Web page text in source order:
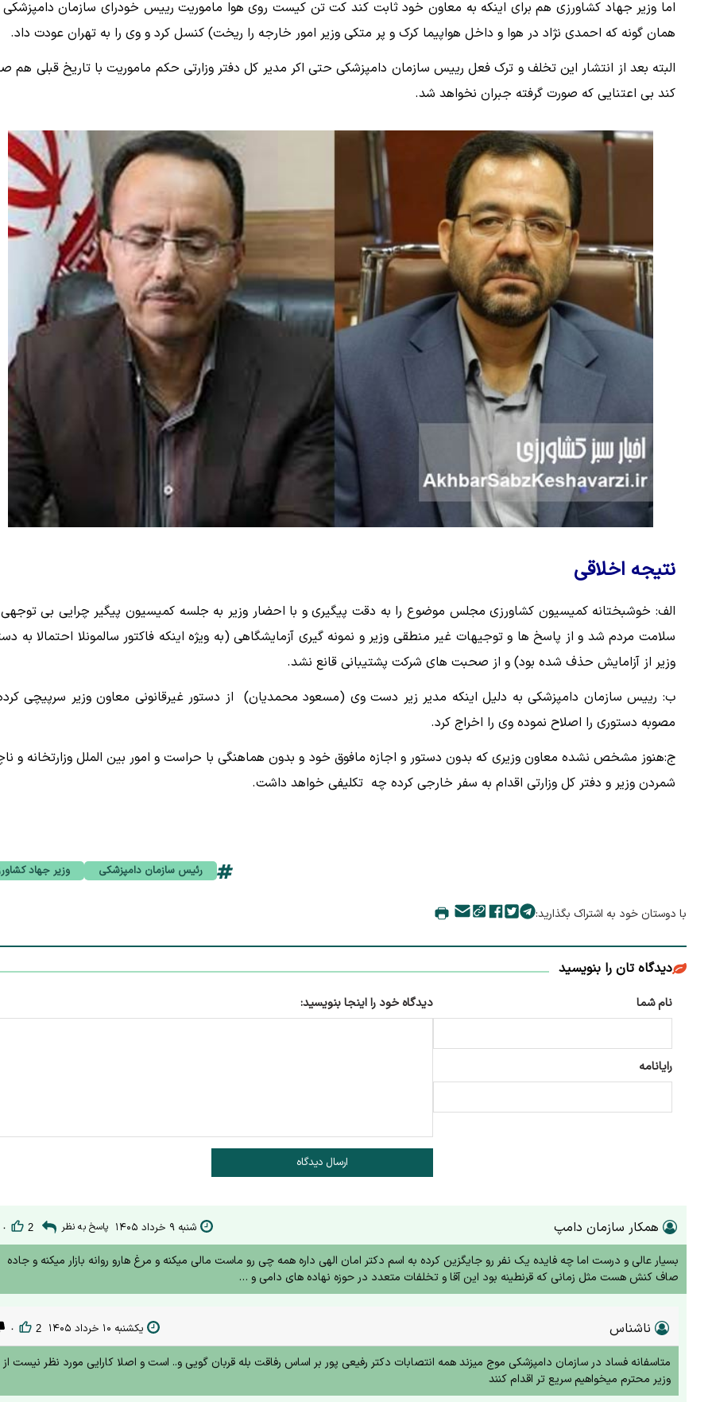
اما وزیر جهاد کشاورزی هم برای اینکه به معاون خود ثابت کند کت تن کیست روی هوا ماموریت رییس خودرای سازمان دامپزشکی
همان گونه که احمدی نژاد در هوا و داخل هواپیما کرک و پر متکی وزیر امور خارجه را ریخت) کنسل کرد و وی را به تهران عودت داد.
البته بعد از انتشار این تخلف و ترک فعل رییس سازمان دامپزشکی حتی اکر مدیر کل دفتر وزارتی حکم ماموریت با تاریخ قبلی هم
کند بی اعتنایی که صورت گرفته جبران نخواهد شد.
نتیجه اخلاقی
الف: خوشبختانه کمیسیون کشاورزی مجلس موضوع را به دقت پیگیری و با احضار وزیر به جلسه کمیسیون پیگیر چرایی بی
سلامت مردم شد و از پاسخ ها و توجیهات غیر منطقی وزیر و نمونه گیری آزمایشگاهی (به ویژه اینکه فاکتور سالمونلا احتمالا به
وزیر از آزامایش حذف شده بود) و از صحبت های شرکت پشتیبانی قانع نشد.
ب: رییس سازمان دامپزشکی به دلیل اینکه مدیر زیر دست وی (مسعود محمدیان) از دستور غیرقانونی معاون وزیر سرپیچی
مصوبه دستوری را اصلاح نموده وی را اخراج کرد.
ج:هنوز مشخص نشده معاون وزیری که بدون دستور و اجازه مافوق خود و بدون هماهنگی با حراست و امور بین الملل وزارتخانه و
شمردن وزیر و دفتر کل وزارتی اقدام به سفر خارجی کرده چه تکلیفی خواهد داشت.
رئیس سازمان دامپزشکی وزیر جهاد
با دوستان خود به اشتراک بگذارید:
دیدگاه تان را بنویسید
نام شما
رایانامه
دیدگاه خود را اینجا بنویسید:
ارسال دیدگاه
همکار سازمان دامپ شنبه ۹ خرداد ۱۴۰۵ پاسخ به نظر 2 ۰
بسیار عالی و درست اما چه فایده یک نفر رو جایگزین کرده به اسم دکتر امان الهی داره همه چی رو ماست مالی میکنه و مرغ هارو روانه بازار میکنه و جاده
صاف کنش هست مثل زمانی که قرنطینه بود این آقا و تخلفات متعدد در حوزه نهاده های دامی و …
ناشناس یکشنبه ۱۰ خرداد ۱۴۰۵ 2 ۰
متاسفانه فساد در سازمان دامپزشکی موج میزند همه انتصابات دکتر رفیعی پور بر اساس رفاقت بله قربان گویی و.. است و اصلا کارایی مورد نظر نیست از
وزیر محترم میخواهیم سریع تر اقدام کنند